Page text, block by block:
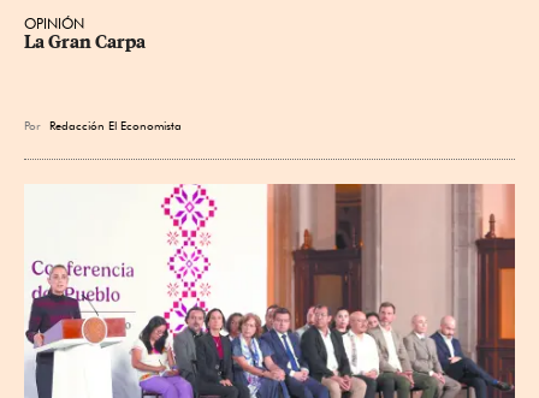
OPINIÓN
La Gran Carpa
Por Redacción El Economista